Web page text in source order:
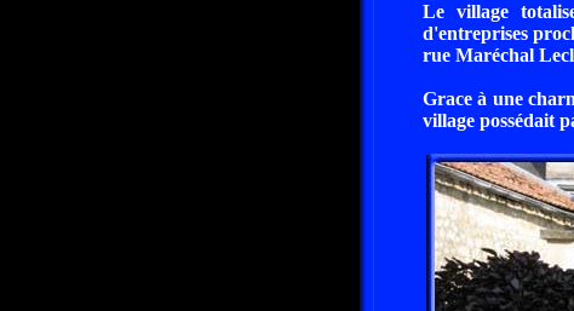
Le village
d'entreprises
rue Maréchal
Grace à une
village possédait